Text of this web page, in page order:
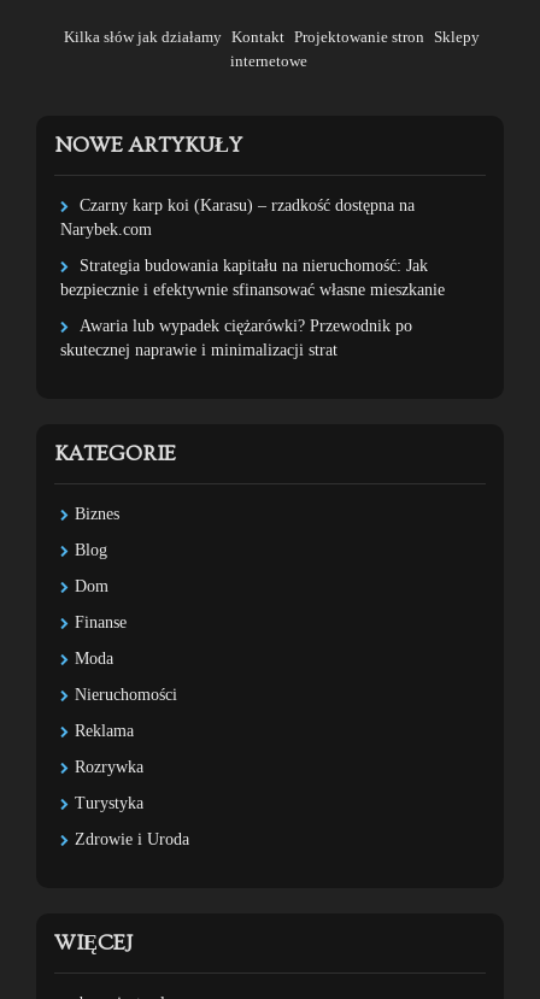
Kilka słów jak działamy Kontakt Projektowanie stron Sklepy
internetowe
NOWE ARTYKUŁY
Czarny karp koi (Karasu) – rzadkość dostępna na
Narybek.com
Strategia budowania kapitału na nieruchomość: Jak
bezpiecznie i efektywnie sfinansować własne mieszkanie
Awaria lub wypadek ciężarówki? Przewodnik po
skutecznej naprawie i minimalizacji strat
KATEGORIE
Biznes
Blog
Dom
Finanse
Moda
Nieruchomości
Reklama
Rozrywka
Turystyka
Zdrowie i Uroda
WIĘCEJ